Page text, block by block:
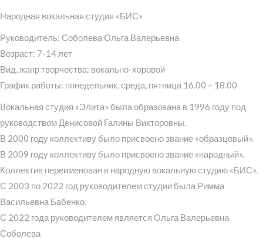
Народная вокальная студия «БИС»
Руководитель: Соболева Ольга Валерьевна
Возраст: 7-14 лет
Вид, жанр творчества: вокально-хоровой
График работы: понедельник, среда, пятница 16.00 – 18.00
Вокальная студия «Элита» была образована в 1996 году под
руководством Денисовой Галины Викторовны.
В 2000 году коллективу было присвоено звание «образцовый».
В 2009 году коллективу было присвоено звание «народный».
Коллектив переименован в народную вокальную студию «БИС».
С 2003 по 2022 год руководителем студии была Римма
Васильевна Бабенко.
С 2022 года руководителем является Ольга Валерьевна
Соболева